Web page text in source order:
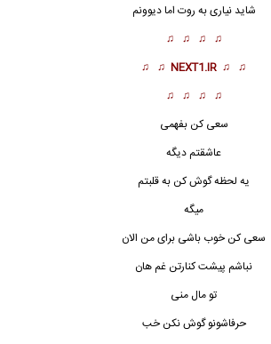
شاید نیاری به روت اما دیوونم
♫ ♫ ♫ ♫
♫ ♫
NEXT1.IR
♫ ♫
♫ ♫ ♫ ♫
سعی کن بفهمی
عاشقتم دیگه
یه لحظه گوش کن به قلبتم
میگه
سعی کن خوب باشی برای من الان
نباشم پیشت کنارتن غم هان
تو مال منی
حرفاشونو گوش نکن خب